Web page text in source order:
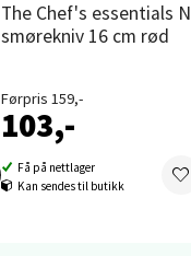
The Chef's essentials N117
smørekniv 16 cm rød
Førpris 159,-
103,-
Få på nettlager
Kan sendes til butikk
0 i